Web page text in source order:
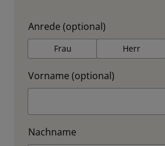
Anrede (optional)
Frau Herr
Vorname (optional)
Nachname